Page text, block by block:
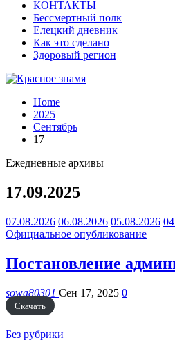
КОНТАКТЫ
Бессмертный полк
Елецкий дневник
Как это сделано
Здоровый регион
Home
2025
Сентябрь
17
Ежедневные архивы
17.09.2025
07.08.2026 06.08.2026 05.08.2026
Официальное опубликование
Постановление
sowa80301 Сен 17, 2025 0
Скачать
Без рубрики